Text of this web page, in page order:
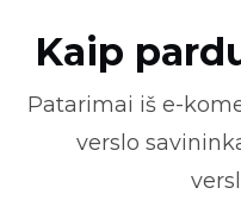
Kaip
Patarimai iš e-
verslo